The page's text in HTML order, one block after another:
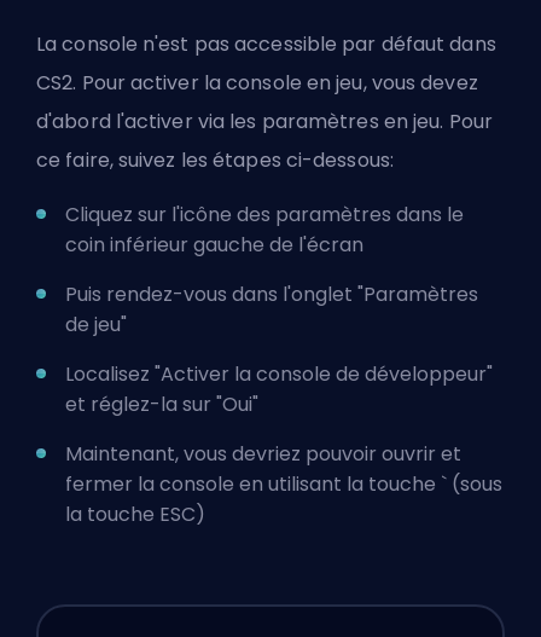
La console n'est pas accessible par défaut dans
CS2. Pour activer la console en jeu, vous devez
d'abord l'activer via les paramètres en jeu. Pour
ce faire, suivez les étapes ci-dessous:
Cliquez sur l'icône des paramètres dans le
coin inférieur gauche de l'écran
Puis rendez-vous dans l'onglet "Paramètres
de jeu"
Localisez "Activer la console de développeur"
et réglez-la sur "Oui"
Maintenant, vous devriez pouvoir ouvrir et
fermer la console en utilisant la touche ` (sous
la touche ESC)